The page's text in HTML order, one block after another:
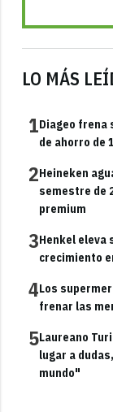
LO MÁS
1Diageo frena
de ahorro de
2Heineken
semestre de
premium
3Henkel eleva
crecimiento
4Los
frenar las
5Laureano
lugar a
mundo"